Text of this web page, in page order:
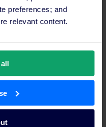
preferences; and
relevant content.